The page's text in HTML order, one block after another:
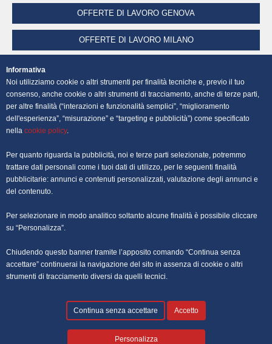
OFFERTE DI LAVORO GENOVA
OFFERTE DI LAVORO MILANO
OFFERTE DI LAVORO PALERMO
OFFERTE DI LAVORO PERUGIA
OFFERTE DI LAVORO ROMA
OFFERTE DI LAVORO TRIESTE
OFFERTE DI LAVORO VENEZIA
Informativa
Noi utilizziamo cookie o altri strumenti per finalità tecniche e, previo il tuo
consenso, anche cookie o altri strumenti di tracciamento, anche di terze parti,
per altre finalità (“interazioni e funzionalità semplici”, “miglioramento
dell'esperienza”, “misurazione” e “targeting e pubblicità”) come specificato
nella cookie policy.
Per quanto riguarda la pubblicità, noi e terze parti selezionate, potremmo
trattare dati personali come i tuoi dati di utilizzo, per le seguenti finalità
pubblicitarie: annunci e contenuti personalizzati, valutazione degli annunci e
del contenuto.
Per selezionare in modo analitico soltanto alcune finalità è possibile cliccare
su “Personalizza”.
Chiudendo questo banner tramite l’apposito comando “Continua senza
accettare” continuerai la navigazione del sito in assenza di cookie o altri
strumenti di tracciamento diversi da quelli tecnici.
Personalizza
Continua senza accettare Accetto